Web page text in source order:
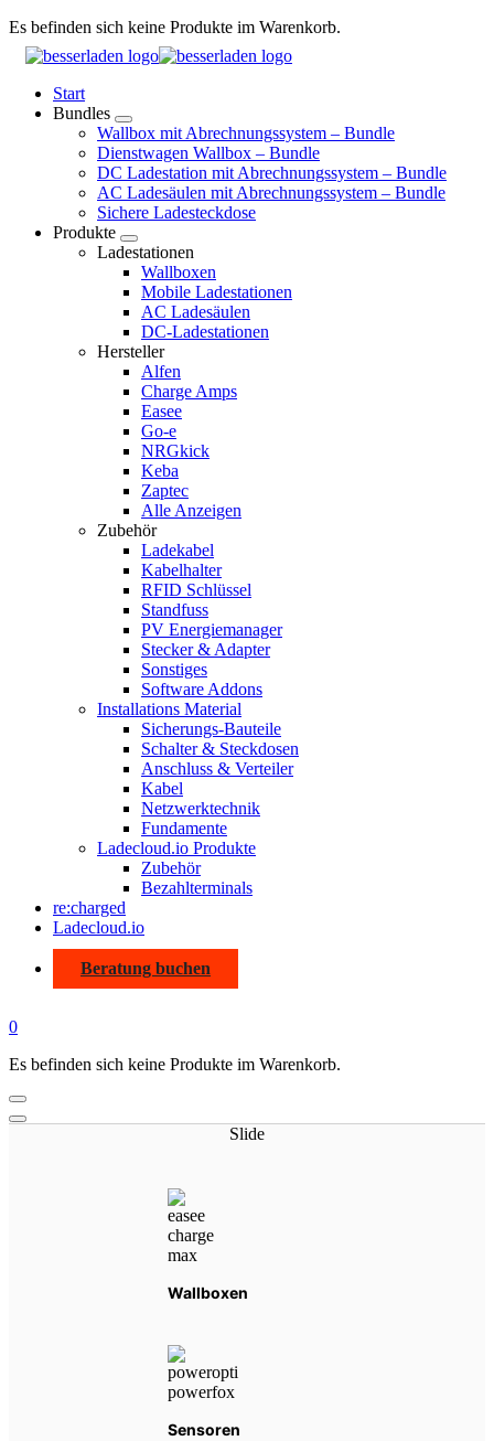
Es befinden sich keine Produkte im Warenkorb.
Start
Bundles
Wallbox mit Abrechnungssystem – Bundle
Dienstwagen Wallbox – Bundle
DC Ladestation mit Abrechnungssystem – Bundle
AC Ladesäulen mit Abrechnungssystem – Bundle
Sichere Ladesteckdose
Produkte
Ladestationen
Wallboxen
Mobile Ladestationen
AC Ladesäulen
DC-Ladestationen
Hersteller
Alfen
Charge Amps
Easee
Go-e
NRGkick
Keba
Zaptec
Alle Anzeigen
Zubehör
Ladekabel
Kabelhalter
RFID Schlüssel
Standfuss
PV Energiemanager
Stecker & Adapter
Sonstiges
Software Addons
Installations Material
Sicherungs-Bauteile
Schalter & Steckdosen
Anschluss & Verteiler
Kabel
Netzwerktechnik
Fundamente
Ladecloud.io Produkte
Zubehör
Bezahlterminals
re:charged
Ladecloud.io
Beratung buchen
0
Es befinden sich keine Produkte im Warenkorb.
Slide
Wallboxen
Sensoren